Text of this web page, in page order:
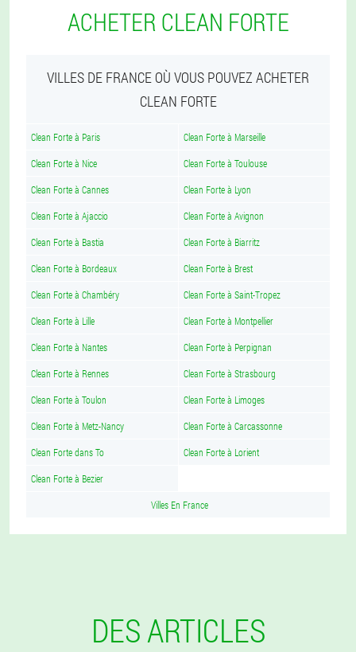
ACHETER CLEAN FORTE
VILLES DE FRANCE OÙ VOUS POUVEZ ACHETER
CLEAN FORTE
Clean Forte à Paris Clean Forte à Marseille
Clean Forte à Nice Clean Forte à Toulouse
Clean Forte à Cannes Clean Forte à Lyon
Clean Forte à Ajaccio Clean Forte à Avignon
Clean Forte à Bastia Clean Forte à Biarritz
Clean Forte à Bordeaux Clean Forte à Brest
Clean Forte à Chambéry Clean Forte à Saint-Tropez
Clean Forte à Lille Clean Forte à Montpellier
Clean Forte à Nantes Clean Forte à Perpignan
Clean Forte à Rennes Clean Forte à Strasbourg
Clean Forte à Toulon Clean Forte à Limoges
Clean Forte à Metz-Nancy Clean Forte à Carcassonne
Clean Forte dans To Clean Forte à Lorient
Clean Forte à Bezier
Villes En France
DES ARTICLES